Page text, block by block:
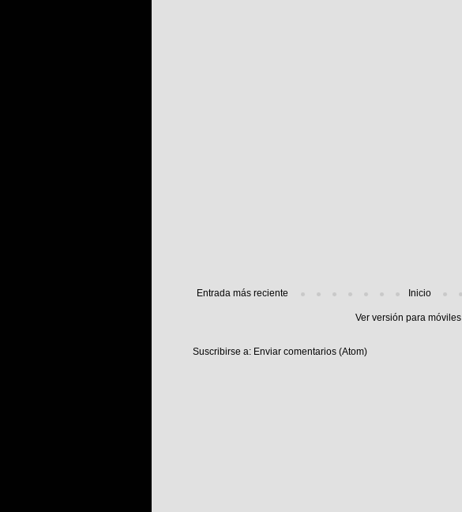
Entrada más reciente Inicio
Ver versión para móviles
Suscribirse a: Enviar comentarios (Atom)